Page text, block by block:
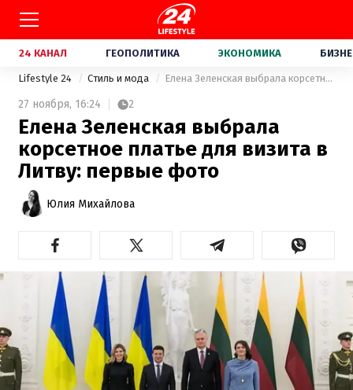
24 КАНАЛ ГЕОПОЛИТИКА ЭКОНОМИКА
Lifestyle 24 Стиль и мода Елена Зеленская выбрала корсетное платье для визита в Литву: первые фото
27 ноября, 16:24 2
Елена Зеленская выбрала
корсетное платье для визита в
Литву: первые фото
Юлия Михайлова